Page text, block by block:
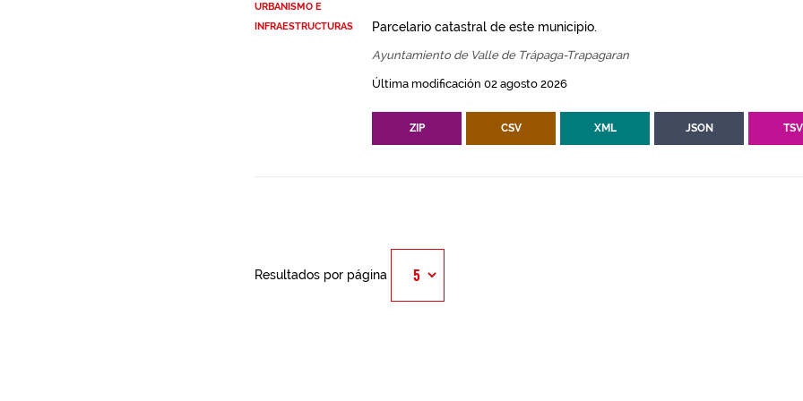
URBANISMO E
INFRAESTRUCTURAS
Parcelario catastral de este municipio.
Ayuntamiento de Valle de Trápaga-Trapagaran
Última modificación 02 agosto 2026
ZIP CSV XML JSON TSV
Resultados por página